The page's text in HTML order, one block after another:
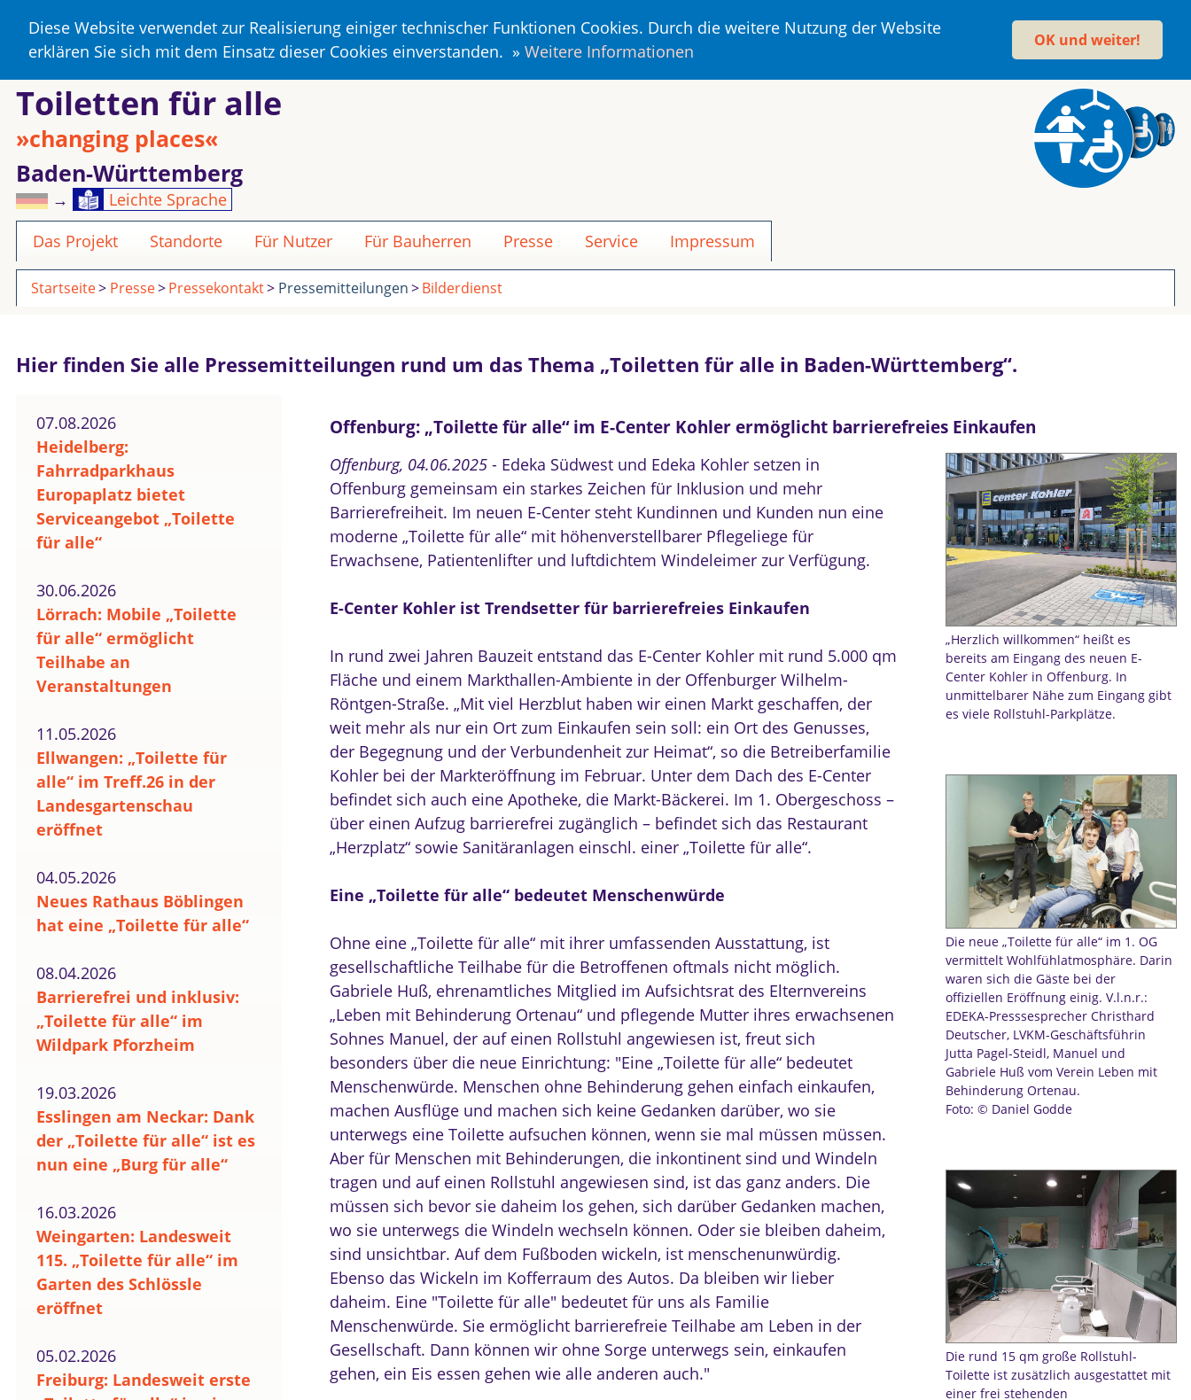
Diese Website verwendet zur Realisierung einiger technischer Funktionen Cookies. Durch die weitere Nutzung der Website
erklären Sie sich mit dem Einsatz dieser Cookies einverstanden. »Weitere Informationen
OK und weiter!
Toiletten für alle
»changing places«
Baden-Württemberg
→
Leichte Sprache
Das Projekt
Standorte Für Nutzer Für Bauherren Presse Service Impressum
Startseite Presse Pressekontakt Pressemitteilungen Bilderdienst
Hier finden Sie alle Pressemitteilungen rund um das Thema „Toiletten für alle in Baden-Württemberg“.
07.08.2026
Heidelberg:
Fahrradparkhaus
Europaplatz bietet
Serviceangebot „Toilette
für alle“
30.06.2026
Lörrach: Mobile „Toilette
für alle“ ermöglicht
Teilhabe an
Veranstaltungen
11.05.2026
Ellwangen: „Toilette für
alle“ im Treff.26 in der
Landesgartenschau
eröffnet
04.05.2026
Neues Rathaus Böblingen
hat eine „Toilette für alle“
08.04.2026
Barrierefrei und inklusiv:
„Toilette für alle“ im
Wildpark Pforzheim
19.03.2026
Esslingen am Neckar: Dank
der „Toilette für alle“ ist es
nun eine „Burg für alle“
16.03.2026
Weingarten: Landesweit
115. „Toilette für alle“ im
Garten des Schlössle
eröffnet
05.02.2026
Freiburg: Landesweit erste
Offenburg: „Toilette für alle“ im E-Center Kohler ermöglicht barrierefreies Einkaufen
Offenburg, 04.06.2025 - Edeka Südwest und Edeka Kohler setzen in
Offenburg gemeinsam ein starkes Zeichen für Inklusion und mehr
Barrierefreiheit. Im neuen E-Center steht Kundinnen und Kunden nun eine
moderne „Toilette für alle“ mit höhenverstellbarer Pflegeliege für
Erwachsene, Patientenlifter und luftdichtem Windeleimer zur Verfügung.
E-Center Kohler ist Trendsetter für barrierefreies Einkaufen
In rund zwei Jahren Bauzeit entstand das E-Center Kohler mit rund 5.000 qm
Fläche und einem Markthallen-Ambiente in der Offenburger Wilhelm-
Röntgen-Straße. „Mit viel Herzblut haben wir einen Markt geschaffen, der
weit mehr als nur ein Ort zum Einkaufen sein soll: ein Ort des Genusses,
der Begegnung und der Verbundenheit zur Heimat“, so die Betreiberfamilie
Kohler bei der Markteröffnung im Februar. Unter dem Dach des E-Center
befindet sich auch eine Apotheke, die Markt-Bäckerei. Im 1. Obergeschoss –
über einen Aufzug barrierefrei zugänglich – befindet sich das Restaurant
„Herzplatz“ sowie Sanitäranlagen einschl. einer „Toilette für alle“.
Eine „Toilette für alle“ bedeutet Menschenwürde
Ohne eine „Toilette für alle“ mit ihrer umfassenden Ausstattung, ist
gesellschaftliche Teilhabe für die Betroffenen oftmals nicht möglich.
Gabriele Huß, ehrenamtliches Mitglied im Aufsichtsrat des Elternvereins
„Leben mit Behinderung Ortenau“ und pflegende Mutter ihres erwachsenen
Sohnes Manuel, der auf einen Rollstuhl angewiesen ist, freut sich
besonders über die neue Einrichtung: "Eine „Toilette für alle“ bedeutet
Menschenwürde. Menschen ohne Behinderung gehen einfach einkaufen,
machen Ausflüge und machen sich keine Gedanken darüber, wo sie
unterwegs eine Toilette aufsuchen können, wenn sie mal müssen müssen.
Aber für Menschen mit Behinderungen, die inkontinent sind und Windeln
tragen und auf einen Rollstuhl angewiesen sind, ist das ganz anders. Die
müssen sich bevor sie daheim los gehen, sich darüber Gedanken machen,
wo sie unterwegs die Windeln wechseln können. Oder sie bleiben daheim,
sind unsichtbar. Auf dem Fußboden wickeln, ist menschenunwürdig.
Ebenso das Wickeln im Kofferraum des Autos. Da bleiben wir lieber
daheim. Eine "Toilette für alle" bedeutet für uns als Familie
Menschenwürde. Sie ermöglicht barrierefreie Teilhabe am Leben in der
Gesellschaft. Dann können wir ohne Sorge unterwegs sein, einkaufen
gehen, ein Eis essen gehen wie alle anderen auch."
„Herzlich willkommen“ heißt es
bereits am Eingang des neuen E-
Center Kohler in Offenburg. In
unmittelbarer Nähe zum Eingang gibt
es viele Rollstuhl-Parkplätze.
Die neue „Toilette für alle“ im 1. OG
vermittelt Wohlfühlatmosphäre. Darin
waren sich die Gäste bei der
offiziellen Eröffnung einig. V.l.n.r.:
EDEKA-Presssesprecher Christhard
Deutscher, LVKM-Geschäftsführin
Jutta Pagel-Steidl, Manuel und
Gabriele Huß vom Verein Leben mit
Behinderung Ortenau.
Foto: © Daniel Godde
Die rund 15 qm große Rollstuhl-
Toilette ist zusätzlich ausgestattet mit
einer frei stehenden